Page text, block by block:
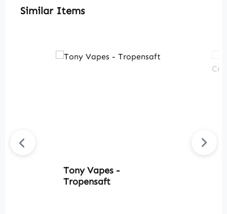
Produktgalerie überspringen
Similar Items
Tony Vapes -
Tropensaft